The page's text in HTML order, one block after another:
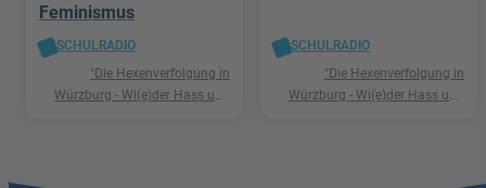
Feminismus
SCHULRADIO
"Die Hexenverfolgung in
Würzburg - Wi(e)der Hass und
SCHULRADIO
"Die Hexenverfolgung in
Würzburg - Wi(e)der Hass und